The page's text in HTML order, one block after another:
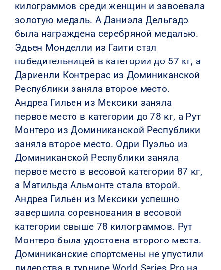
килограммов среди женщин и завоевала
золотую медаль. А Даниэла Дельгадо
была награждена серебряной медалью.
Эдьен Монделли из Гаити стал
победительницей в категории до 57 кг, а
Дариенли Контрерас из Доминиканской
Республики заняла второе место.
Андреа Гильен из Мексики заняла
первое место в категории до 78 кг, а Рут
Монтеро из Доминиканской Республики
заняла второе место. Одри Пуэльо из
Доминиканской Республики заняла
первое место в весовой категории 87 кг,
а Матильда Альмонте стала второй.
Андреа Гильен из Мексики успешно
завершила соревнования в весовой
категории свыше 78 килограммов. Рут
Монтеро была удостоена второго места.
Доминиканские спортсмены не упустили
лидерства в турнире World Series Pro на